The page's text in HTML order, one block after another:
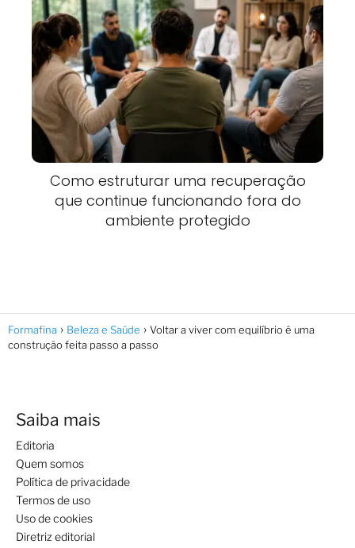
Como estruturar uma recuperação
que continue funcionando fora do
ambiente protegido
Formafina Beleza e Saúde
Voltar a viver com equilíbrio é uma
construção feita passo a passo
Saiba mais
Editoria
Quem somos
Política de privacidade
Termos de uso
Uso de cookies
Diretriz editorial